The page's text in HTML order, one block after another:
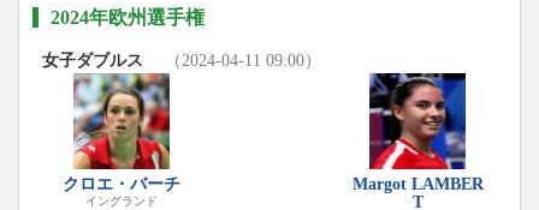
2024年欧州選手権
女子ダブルス （2024-04-11 09:00）
クロエ・バーチ
イングランド
Margot LAMBER
T